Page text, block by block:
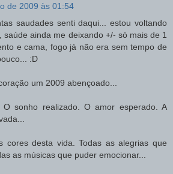
de 2009 às 01:54
saudades senti daqui... estou voltando
saúde ainda me deixando +/- só mais de 1
e cama, fogo já não era sem tempo de
:D
um 2009 abençoado...
O sonho realizado. O amor esperado. A
cores desta vida. Todas as alegrias que
as músicas que puder emocionar...